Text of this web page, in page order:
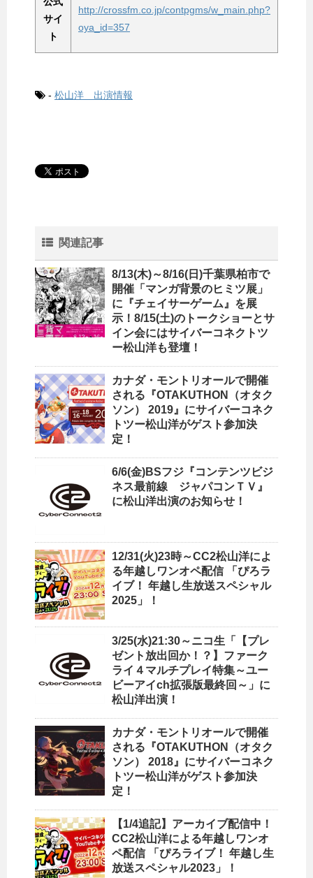
サイ
ト
http://crossfm.co.jp/contpgms/w_main.php?
oya_id=357
- 松山洋 出演情報
関連記事
8/13(木)～8/16(日)千葉県柏市で
開催「マンガ背景のヒミツ展」
に『チェイサーゲーム』を展
示！8/15(土)のトークショーとサ
イン会にはサイバーコネクトツ
ー松山洋も登壇！
カナダ・モントリオールで開催
される『OTAKUTHON（オタク
ソン） 2019』にサイバーコネク
トツー松山洋がゲスト参加決
定！
6/6(金)BSフジ『コンテンツビジ
ネス最前線 ジャパコンＴＶ』
に松山洋出演のお知らせ！
12/31(火)23時～CC2松山洋によ
る年越しワンオペ配信 「ぴろラ
イブ！ 年越し生放送スペシャル
2025」！
3/25(水)21:30～ニコ生「【プレ
ゼント放出回か！？】ファーク
ライ４マルチプレイ特集～ユー
ビーアイch拡張版最終回～」に
松山洋出演！
カナダ・モントリオールで開催
される『OTAKUTHON（オタク
ソン） 2018』にサイバーコネク
トツー松山洋がゲスト参加決
定！
【1/4追記】アーカイブ配信中！
CC2松山洋による年越しワンオ
ペ配信 「ぴろライブ！ 年越し生
放送スペシャル2023」！